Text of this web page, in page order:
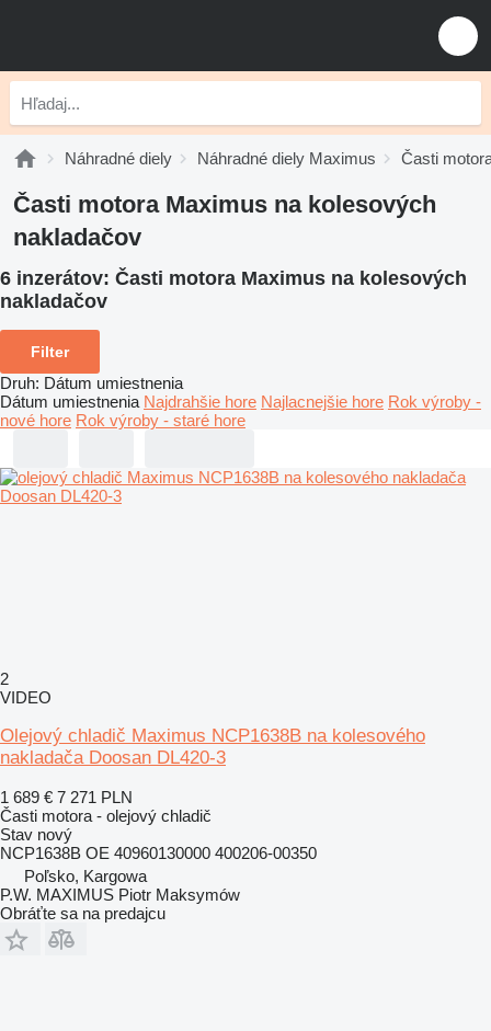
Náhradné diely Náhradné diely Maximus Časti
Časti motora Maximus na kolesových
nakladačov
6 inzerátov: Časti motora Maximus na kolesových
nakladačov
Filter
Druh: Dátum umiestnenia
Dátum umiestnenia Najdrahšie hore Najlacnejšie hore Rok výroby -
nové hore Rok výroby - staré hore
2
VIDEO
Olejový chladič Maximus NCP1638B na kolesového
nakladača Doosan DL420-3
1 689 € 7 271 PLN
Časti motora - olejový chladič
Stav nový
NCP1638B OE 40960130000 400206-00350
Poľsko, Kargowa
P.W. MAXIMUS Piotr Maksymów
Obráťte sa na predajcu